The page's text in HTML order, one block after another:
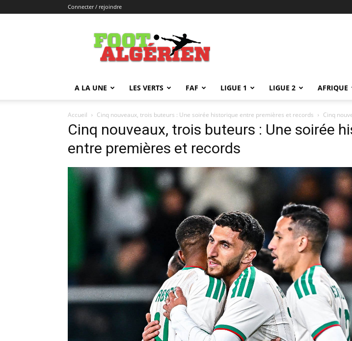
Connecter / rejoindre
FOOTALGERIEN
A LA UNE LES VERTS FAF LIGUE 1 LIGUE 2 AFRIQUE
Accueil Cinq nouveaux, trois buteurs : Une soirée historique entre premières et records Cinq
Cinq nouveaux, trois buteurs : Une soirée
entre premières et records